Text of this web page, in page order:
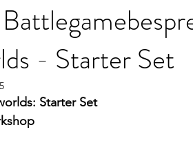
- Starter Set
Starter Set